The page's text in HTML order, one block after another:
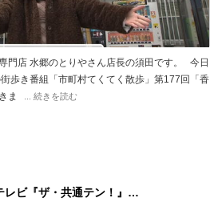
門店 水郷のとりやさん店長の須田です。 今日
歩き番組「市町村てくてく散歩」第177回「香
ま
... 続きを読む
レビ『ザ・共通テン！』…